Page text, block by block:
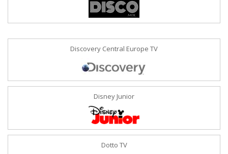
Discovery Central Europe TV
Disney Junior
Dotto TV